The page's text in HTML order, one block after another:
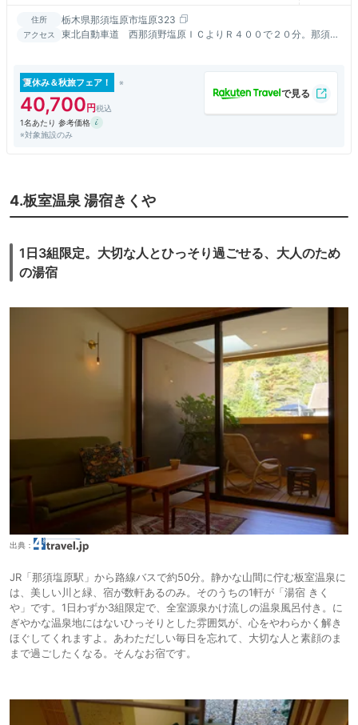
住所 栃木県那須塩原市塩原323
アクセス
東北自動車道 西那須野塩原ＩＣよりＲ４００で２０分。那須塩
夏休み＆秋旅フェア！
40,700
1名あたり 参考価格
※対象施設のみ
4.板室温泉 湯宿きくや
1日3組限定。大切な人とひっそり過ごせる、大人のため
の湯宿
出典：
JR「那須塩原駅」から路線バスで約50分。静かな山間に佇む板室温泉に
は、美しい川と緑、宿が数軒あるのみ。そのうちの1軒が「湯宿 きく
や」です。1日わずか3組限定で、全室源泉かけ流しの温泉風呂付き。に
ぎやかな温泉地にはないひっそりとした雰囲気が、心をやわらかく解き
ほぐしてくれますよ。あわただしい毎日を忘れて、大切な人と素顔のま
まで過ごしたくなる。そんなお宿です。